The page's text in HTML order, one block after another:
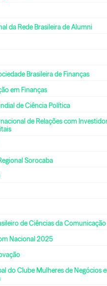
da Rede Brasileira de Alumni
Brasileira de Finanças
em Finanças
de Ciência Política
de Relações com
Sorocaba
de Ciências da Comunicação
Nacional 2025
do Clube Mulheres de Negócios